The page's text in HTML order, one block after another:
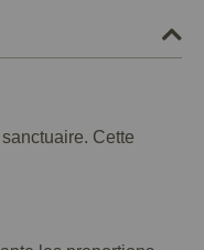
Cette